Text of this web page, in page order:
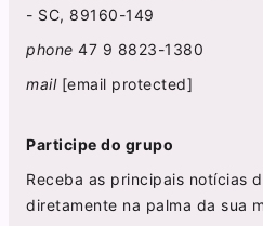
- SC, 89160-149
phone 47 9 8823-1380
mail [email protected]
Participe do grupo
Receba as principais notícias
diretamente na palma da sua